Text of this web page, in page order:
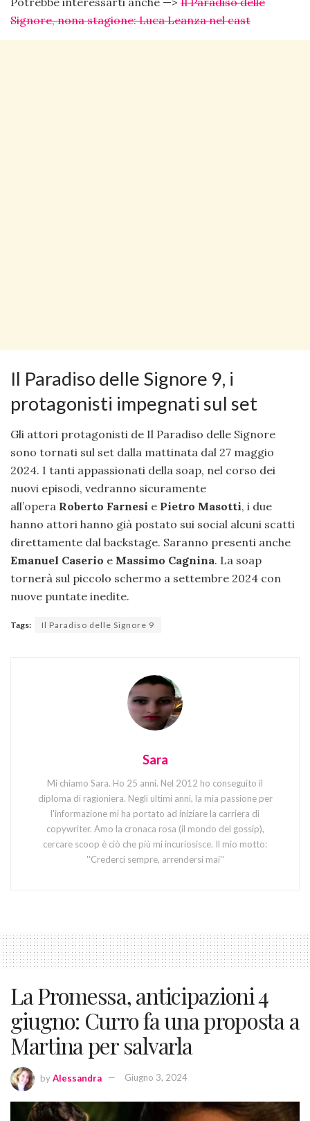
Signore, nona stagione: Luca Leanza nel cast
Il Paradiso delle Signore 9, i
protagonisti impegnati sul set
Gli attori protagonisti de Il Paradiso delle Signore
sono tornati sul set dalla mattinata dal 27 maggio
2024. I tanti appassionati della soap, nel corso dei
nuovi episodi, vedranno sicuramente
all’opera Roberto Farnesi e Pietro Masotti, i due
hanno attori hanno già postato sui social alcuni scatti
direttamente dal backstage. Saranno presenti anche
Emanuel Caserio e Massimo Cagnina. La soap
tornerà sul piccolo schermo a settembre 2024 con
nuove puntate inedite.
Tags: Il Paradiso delle Signore 9
Sara
Mi chiamo Sara. Ho 25 anni. Nel 2012 ho conseguito il
diploma di ragioniera. Negli ultimi anni, la mia passione per
l'informazione mi ha portato ad iniziare la carriera di
copywriter. Amo la cronaca rosa (il mondo del gossip),
cercare scoop è ciò che più mi incuriosisce. Il mio motto:
''Crederci sempre, arrendersi mai''
La Promessa, anticipazioni 4
giugno: Curro fa una proposta a
Martina per salvarla
byAlessandra Giugno 3, 2024